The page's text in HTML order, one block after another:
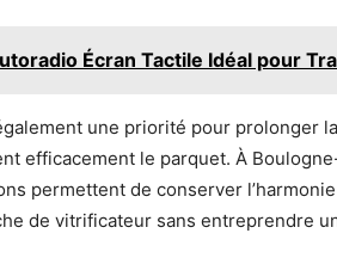
Écran Tactile Idéal pour
une priorité pour prolonger
efficacement le parquet. À
permettent de conserver
de vitrificateur sans entreprendre